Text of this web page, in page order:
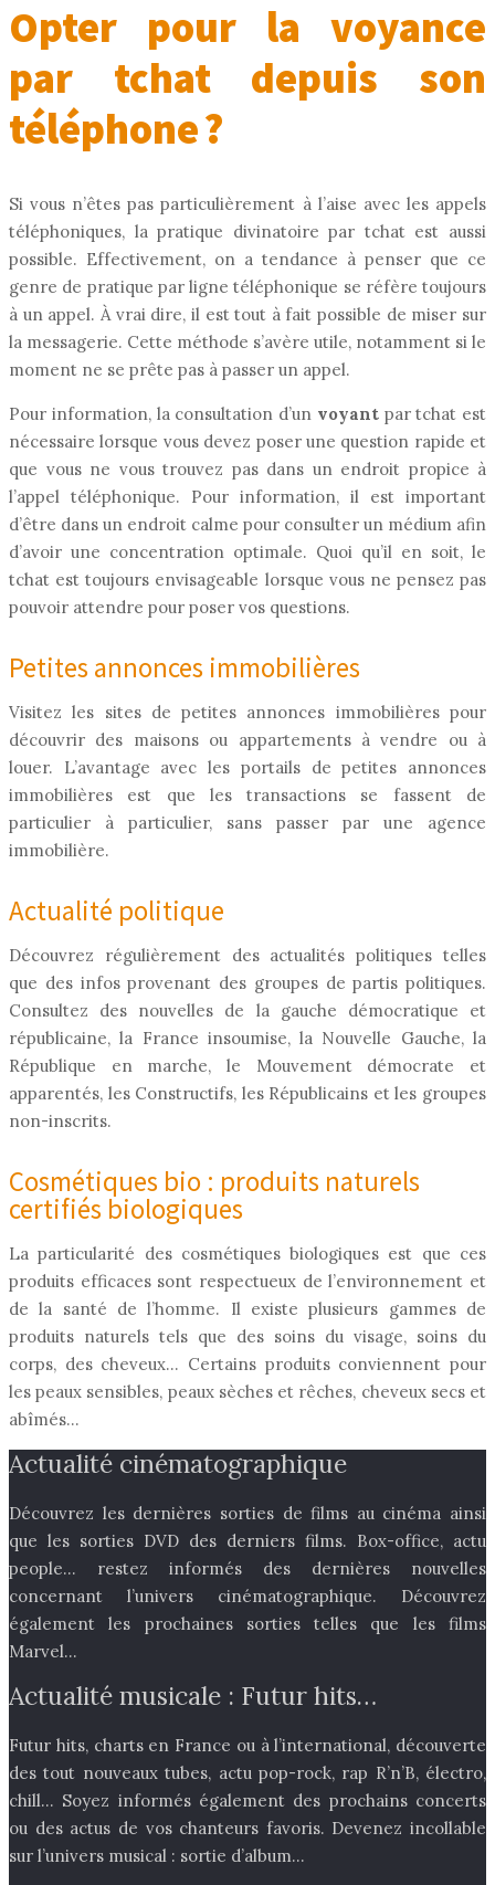
Opter pour la voyance
par tchat depuis son
téléphone ?
Si vous n’êtes pas particulièrement à l’aise avec les appels
téléphoniques, la pratique divinatoire par tchat est aussi
possible. Effectivement, on a tendance à penser que ce
genre de pratique par ligne téléphonique se réfère toujours
à un appel. À vrai dire, il est tout à fait possible de miser sur
la messagerie. Cette méthode s’avère utile, notamment si le
moment ne se prête pas à passer un appel.
Pour information, la consultation d’un voyantpar tchat est
nécessaire lorsque vous devez poser une question rapide et
que vous ne vous trouvez pas dans un endroit propice à
l’appel téléphonique. Pour information, il est important
d’être dans un endroit calme pour consulter un médium afin
d’avoir une concentration optimale. Quoi qu’il en soit, le
tchat est toujours envisageable lorsque vous ne pensez pas
pouvoir attendre pour poser vos questions.
Petites annonces immobilières
Visitez les sites de petites annonces immobilières pour
découvrir des maisons ou appartements à vendre ou à
louer. L’avantage avec les portails de petites annonces
immobilières est que les transactions se fassent de
particulier à particulier, sans passer par une agence
immobilière.
Actualité politique
Découvrez régulièrement des actualités politiques telles
que des infos provenant des groupes de partis politiques.
Consultez des nouvelles de la gauche démocratique et
républicaine, la France insoumise, la Nouvelle Gauche, la
République en marche, le Mouvement démocrate et
apparentés, les Constructifs, les Républicains et les groupes
non-inscrits.
Cosmétiques bio : produits naturels
certifiés biologiques
La particularité des cosmétiques biologiques est que ces
produits efficaces sont respectueux de l’environnement et
de la santé de l’homme. Il existe plusieurs gammes de
produits naturels tels que des soins du visage, soins du
corps, des cheveux… Certains produits conviennent pour
les peaux sensibles, peaux sèches et rêches, cheveux secs et
abîmés…
Actualité cinématographique
Découvrez les dernières sorties de films au cinéma ainsi
que les sorties DVD des derniers films. Box-office, actu
people… restez informés des dernières nouvelles
concernant l’univers cinématographique. Découvrez
également les prochaines sorties telles que les films
Marvel…
Actualité musicale : Futur hits…
Futur hits, charts en France ou à l’international, découverte
des tout nouveaux tubes, actu pop-rock, rap R’n’B, électro,
chill… Soyez informés également des prochains concerts
ou des actus de vos chanteurs favoris. Devenez incollable
sur l’univers musical : sortie d’album…